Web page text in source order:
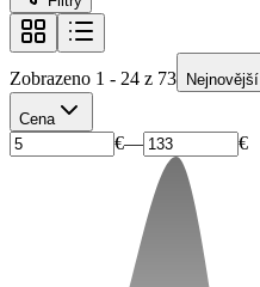
Zobrazeno 1 - 24 z 73 Nejnovější
Cena
€— €